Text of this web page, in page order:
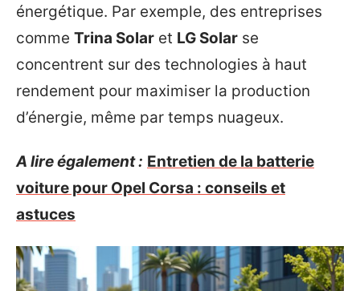
énergétique. Par exemple, des entreprises
comme Trina Solar et LG Solar se
concentrent sur des technologies à haut
rendement pour maximiser la production
d’énergie, même par temps nuageux.
A lire également : Entretien de la batterie
voiture pour Opel Corsa : conseils et
astuces